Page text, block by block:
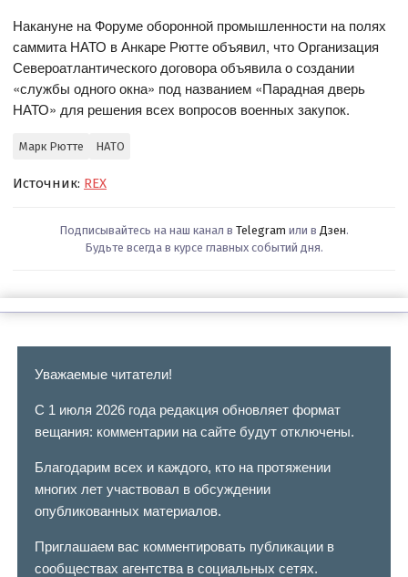
Накануне на Форуме оборонной промышленности на полях
саммита НАТО в Анкаре Рютте объявил, что Организация
Североатлантического договора объявила о создании
«службы одного окна» под названием «Парадная дверь
НАТО» для решения всех вопросов военных закупок.
Марк Рютте НАТО
Источник: REX
Подписывайтесь на наш канал в Telegram или в Дзен.
Будьте всегда в курсе главных событий дня.
Уважаемые читатели!
С 1 июля 2026 года редакция обновляет формат
вещания: комментарии на сайте будут отключены.
Благодарим всех и каждого, кто на протяжении
многих лет участвовал в обсуждении
опубликованных материалов.
Приглашаем вас комментировать публикации в
сообществах агентства в социальных сетях.